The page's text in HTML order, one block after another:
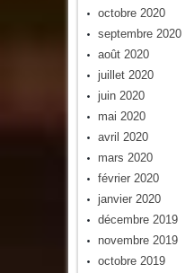
octobre 2020
septembre 2020
août 2020
juillet 2020
juin 2020
mai 2020
avril 2020
mars 2020
février 2020
janvier 2020
décembre 2019
novembre 2019
octobre 2019